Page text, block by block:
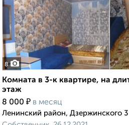
8
Комната в 3-к квартире, на
этаж
8 000 ₽ в месяц
Ленинский район, Дзержинского 3